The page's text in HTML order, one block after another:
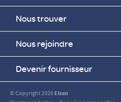
Nous trouver
Nous rejoindre
Devenir fournisseur
© Copyright 2026Elsan